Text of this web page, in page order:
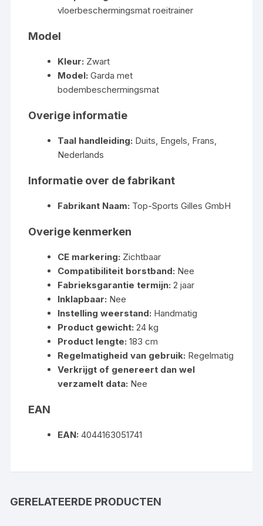
vloerbeschermingsmat roeitrainer
Model
Kleur: Zwart
Model: Garda met
bodembeschermingsmat
Overige informatie
Taal handleiding: Duits, Engels, Frans,
Nederlands
Informatie over de fabrikant
Fabrikant Naam: Top-Sports Gilles GmbH
Overige kenmerken
CE markering: Zichtbaar
Compatibiliteit borstband: Nee
Fabrieksgarantie termijn: 2 jaar
Inklapbaar: Nee
Instelling weerstand: Handmatig
Product gewicht: 24 kg
Product lengte: 183 cm
Regelmatigheid van gebruik: Regelmatig
Verkrijgt of genereert dan wel
verzamelt data: Nee
EAN
EAN: 4044163051741
GERELATEERDE PRODUCTEN